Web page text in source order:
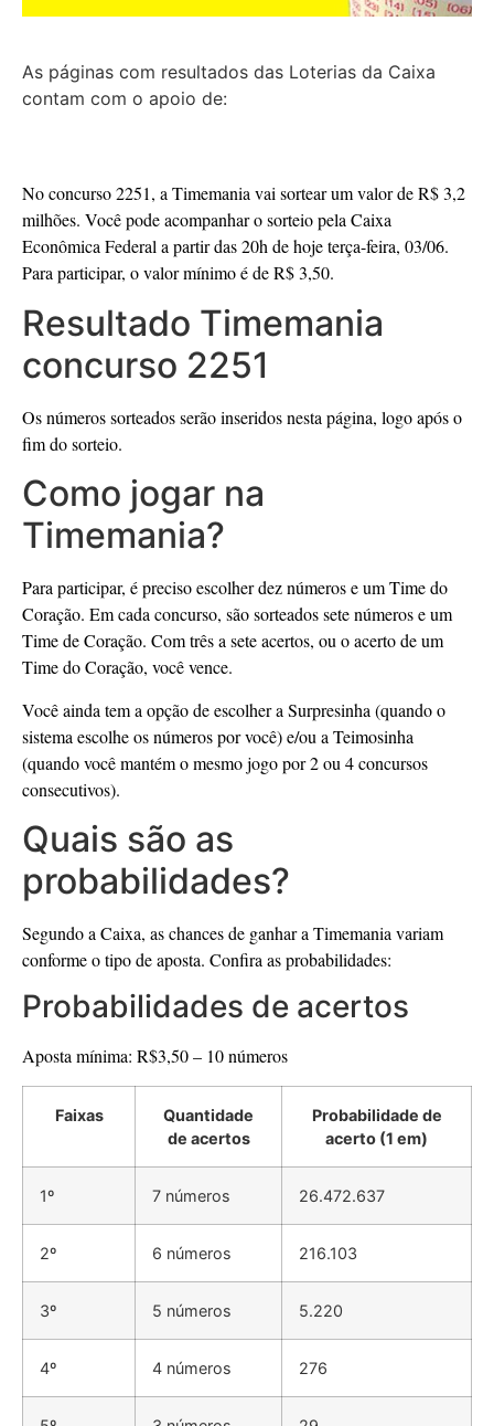
As páginas com resultados das Loterias da Caixa
contam com o apoio de:
No concurso 2251, a Timemania vai sortear um valor de R$ 3,2
milhões. Você pode acompanhar o sorteio pela Caixa
Econômica Federal a partir das 20h de hoje terça-feira, 03/06.
Para participar, o valor mínimo é de R$ 3,50.
Resultado Timemania
concurso 2251
Os números sorteados serão inseridos nesta página, logo após o
fim do sorteio.
Como jogar na
Timemania?
Para participar, é preciso escolher dez números e um Time do
Coração. Em cada concurso, são sorteados sete números e um
Time de Coração. Com três a sete acertos, ou o acerto de um
Time do Coração, você vence.
Você ainda tem a opção de escolher a Surpresinha (quando o
sistema escolhe os números por você) e/ou a Teimosinha
(quando você mantém o mesmo jogo por 2 ou 4 concursos
consecutivos).
Quais são as
probabilidades?
Segundo a Caixa, as chances de ganhar a Timemania variam
conforme o tipo de aposta. Confira as probabilidades:
Probabilidades de acertos
Aposta mínima: R$3,50 – 10 números
Faixas
Quantidade
de acertos
Probabilidade de
acerto (1 em)
1º 7 números 26.472.637
2º 6 números 216.103
3º 5 números 5.220
4º 4 números 276